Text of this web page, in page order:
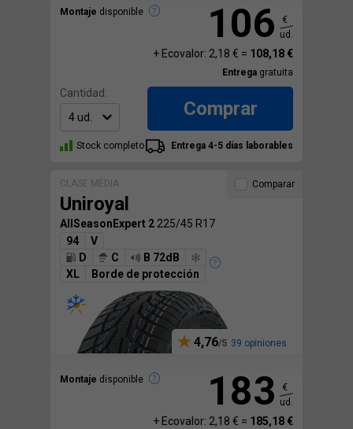
Montaje disponible 106
€
ud.
+ Ecovalor: 2,18 € = 108,18 €
Entrega gratuita
Cantidad:
Comprar
Stock completo Entrega 4-5 días laborables
CLASE MEDIA
Uniroyal
AllSeasonExpert 2 225/45 R17
94
V
D
C
B 72dB
XL
Borde de protección
4,76 39 opiniones
Montaje disponible
Comparar
183
€
ud.
+ Ecovalor: 2,18 € = 185,18 €